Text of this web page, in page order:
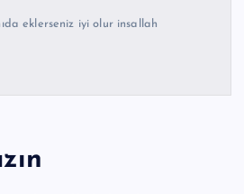
eklerseniz iyi olur insallah